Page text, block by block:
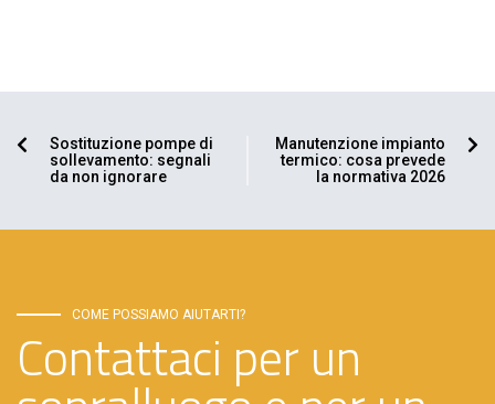
Sostituzione pompe di
sollevamento: segnali
da non ignorare
Manutenzione impianto
termico: cosa prevede
la normativa 2026
COME POSSIAMO AIUTARTI?
Contattaci per un